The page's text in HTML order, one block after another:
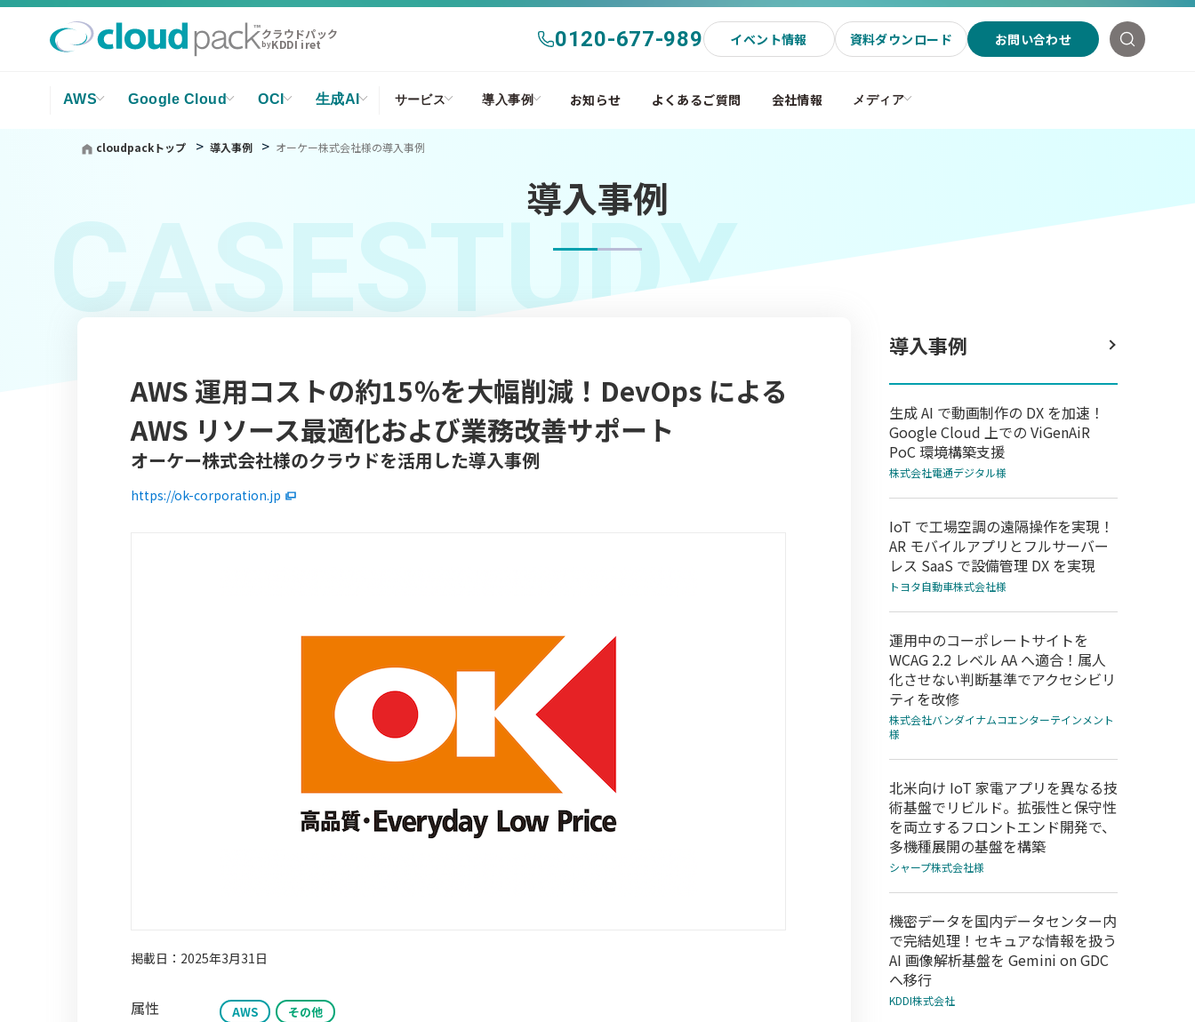
クラウドパック
byKDDI iret 0120-677-989 イベント情報 資料ダウンロード お問い合わせ
AWS Google Cloud OCI 生成AI サービス 導入事例 お知らせ よくあるご質問 会社情報 メディア
cloudpackトップ 導入事例 オーケー株式会社様の導入事例
導入事例
CASESTUDY
AWS 運用コストの約15％を大幅削減！DevOps による
AWS リソース最適化および業務改善サポート
オーケー株式会社様のクラウドを活用した導入事例
https://ok-corporation.jp
掲載日：2025年3月31日
属性 AWS その他
導入事例
生成 AI で動画制作の DX を加速！
Google Cloud 上での ViGenAiR
PoC 環境構築支援
株式会社電通デジタル様
IoT で工場空調の遠隔操作を実現！
AR モバイルアプリとフルサーバー
レス SaaS で設備管理 DX を実現
トヨタ自動車株式会社様
運用中のコーポレートサイトを
WCAG 2.2 レベル AA へ適合！属人
化させない判断基準でアクセシビリ
ティを改修
株式会社バンダイナムコエンターテインメント
様
北米向け IoT 家電アプリを異なる技
術基盤でリビルド。拡張性と保守性
を両立するフロントエンド開発で、
多機種展開の基盤を構築
シャープ株式会社様
機密データを国内データセンター内
で完結処理！セキュアな情報を扱う
AI 画像解析基盤を Gemini on GDC
へ移行
KDDI株式会社